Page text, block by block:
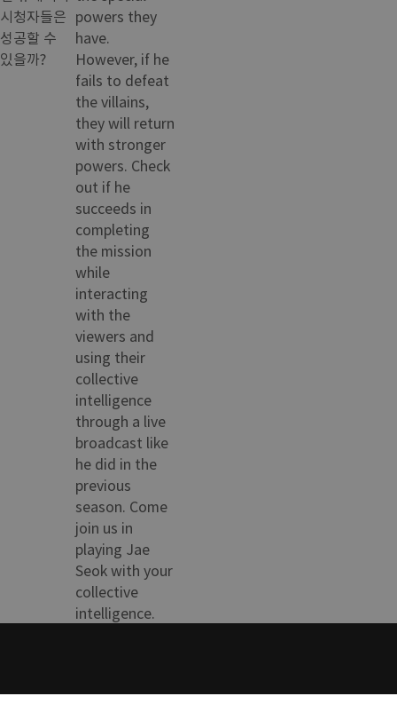
시청자들은
성공할 수
있을까?
powers they
have.
However, if he
fails to defeat
the villains,
they will return
with stronger
powers. Check
out if he
succeeds in
completing
the mission
while
interacting
with the
viewers and
using their
collective
intelligence
through a live
broadcast like
he did in the
previous
season. Come
join us in
playing Jae
Seok with your
collective
intelligence.